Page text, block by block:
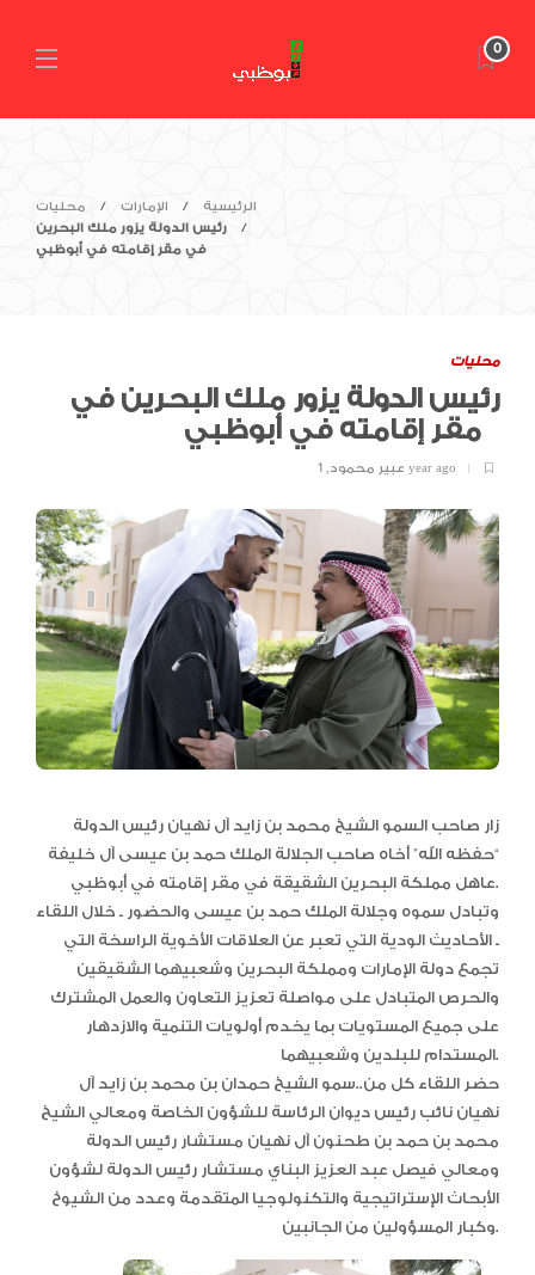
0
الرئيسية الإمارات
محليات
رئيس الدولة يزور ملك البحرين
في مقر إقامته في أبوظبي
محليات
رئيس الدولة يزور ملك البحرين في
عبير محمود, 1 year ago
زار صاحب السمو الشيخ محمد بن زايد آل نهيان رئيس الدولة
“حفظه الله” أخاه صاحب الجلالة الملك حمد بن عيسى آل خليفة
عاهل مملكة البحرين الشقيقة في مقر إقامته في أبوظبي.
وتبادل سموه وجلالة الملك حمد بن عيسى والحضور ـ خلال اللقاء
ـ الأحاديث الودية التي تعبر عن العلاقات الأخوية الراسخة التي
تجمع دولة الإمارات ومملكة البحرين وشعبيهما الشقيقين
والحرص المتبادل على مواصلة تعزيز التعاون والعمل المشترك
على جميع المستويات بما يخدم أولويات التنمية والازدهار
المستدام للبلدين وشعبيهما.
حضر اللقاء كل من..سمو الشيخ حمدان بن محمد بن زايد آل
نهيان نائب رئيس ديوان الرئاسة للشؤون الخاصة ومعالي الشيخ
محمد بن حمد بن طحنون آل نهيان مستشار رئيس الدولة
ومعالي فيصل عبد العزيز البناي مستشار رئيس الدولة لشؤون
الأبحاث الإستراتيجية والتكنولوجيا المتقدمة وعدد من الشيوخ
وكبار المسؤولين من الجانبين.